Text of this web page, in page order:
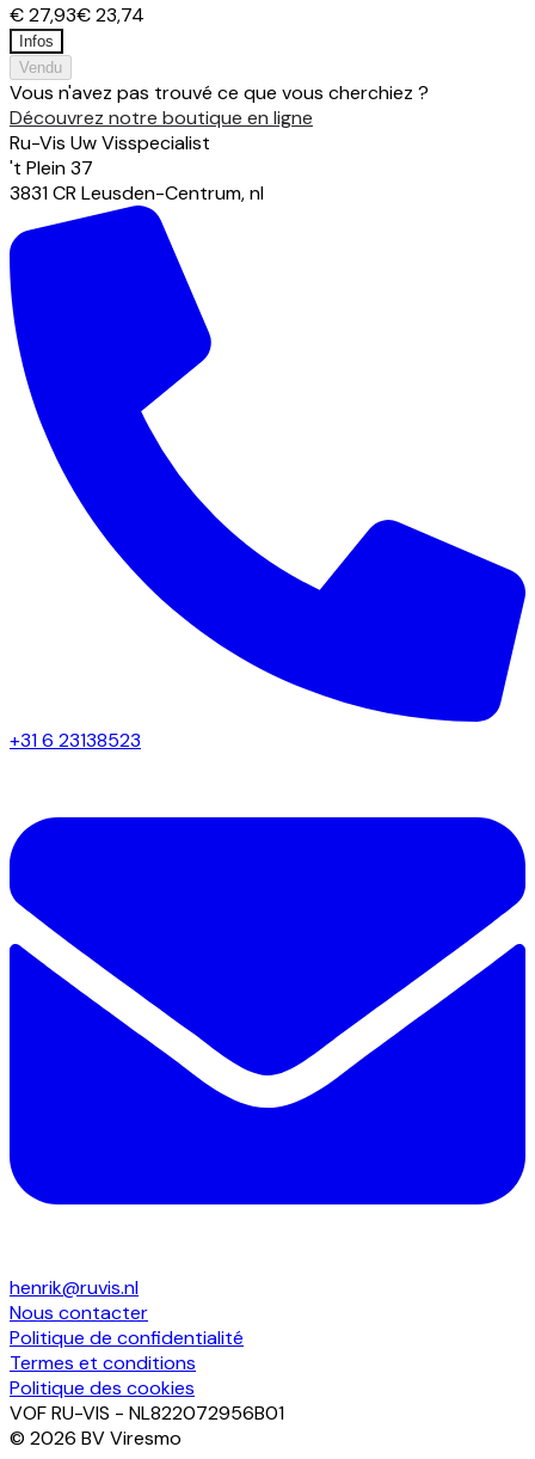
€ 27,93€ 23,74
Infos
Vendu
Vous n'avez pas trouvé ce que vous cherchiez ?
Découvrez notre boutique en ligne
Ru-Vis Uw Visspecialist
't Plein37
3831 CR Leusden-Centrum,nl
+31 6 23138523
henrik@ruvis.nl
Nous contacter
Politique de confidentialité
Termes et conditions
Politique des cookies
VOF RU-VIS - NL822072956B01
© 2026 BV Viresmo